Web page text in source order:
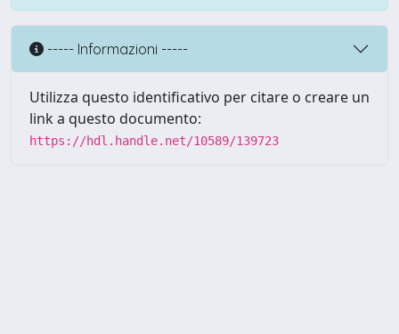
----- Informazioni -----
Utilizza questo identificativo per citare o creare un
link a questo documento:
https://hdl.handle.net/10589/139723